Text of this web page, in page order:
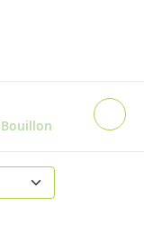
Bouillon